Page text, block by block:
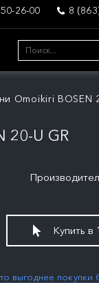
26-00 8
Omoikiri BOSEN
U GR
выгоднее покупки
Купить в